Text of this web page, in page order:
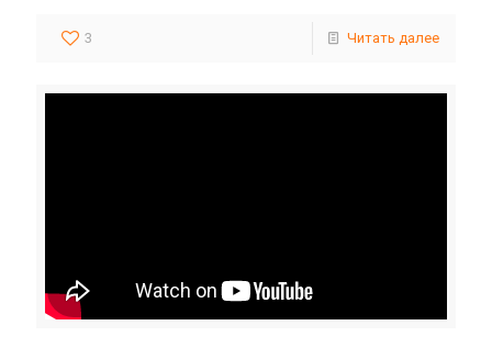
3 Читать далее